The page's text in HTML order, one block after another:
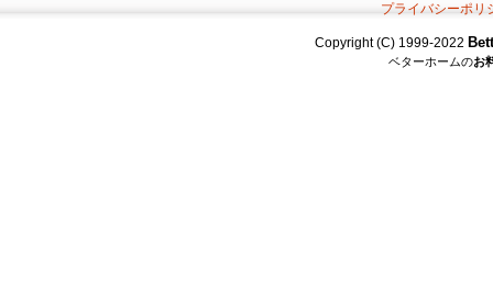
プライバシーポリ
Copyright (C) 1999-2022
ベターホームのお